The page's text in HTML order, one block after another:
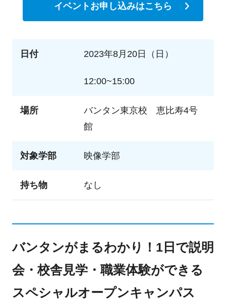
イベントお申し込みはこちら
日付 2023年8月20日（日）
12:00~15:00
場所
バンタン東京校 恵比寿4号
館
対象学部 映像学部
持ち物 なし
バンタンがまるわかり！1日で説明
会・校舎見学・職業体験ができる
スペシャルオープンキャンパス